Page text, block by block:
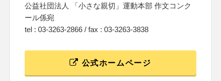
公益社団法人 「小さな親切」運動本部 作文コンク
ール係宛
tel : 03-3263-2866 / fax : 03-3263-3838
公式ホームページ